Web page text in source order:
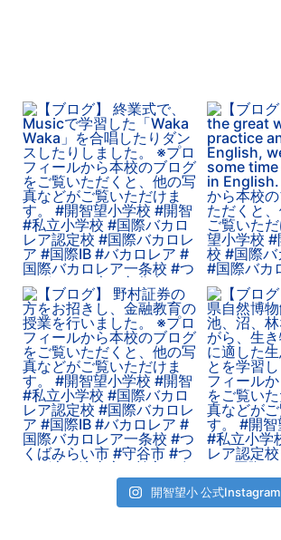
開智望小 公式Instagram